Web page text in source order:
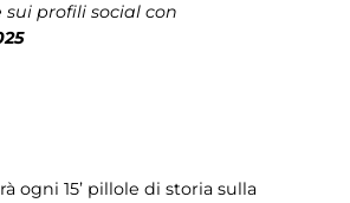
sui profili social con
ogni 15’ pillole di storia sulla